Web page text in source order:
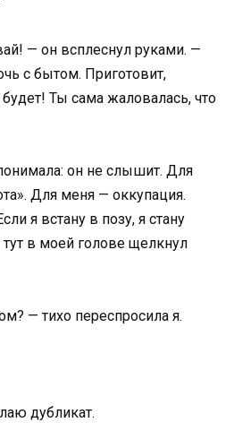
— он всплеснул руками. —
с бытом. Приготовит,
Ты сама жаловалась, что
он не слышит. Для
Для меня — оккупация.
я встану в позу, я стану
в моей голове щелкнул
— тихо переспросила я.
дубликат.